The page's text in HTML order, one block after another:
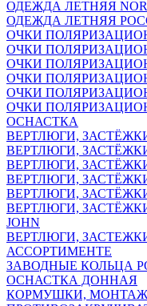
ОДЕЖДА ЛЕТНЯЯ
ОДЕЖДА ЛЕТНЯЯ
ОЧКИ
ОЧКИ
ОЧКИ
ОЧКИ
ОЧКИ
ОЧКИ
ОСНАСТКА
ВЕРТЛЮГИ,
ВЕРТЛЮГИ,
ВЕРТЛЮГИ,
ВЕРТЛЮГИ, ЗАСТЁЖКИ
ВЕРТЛЮГИ,
ВЕРТЛЮГИ,
JOHN
ВЕРТЛЮГИ,
АССОРТИМЕНТЕ
ЗАВОДНЫЕ КОЛЬЦА
ОСНАСТКА ДОННАЯ
КОРМУШКИ,